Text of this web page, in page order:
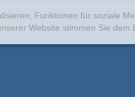
Funktionen für soziale
Website stimmen Sie dem